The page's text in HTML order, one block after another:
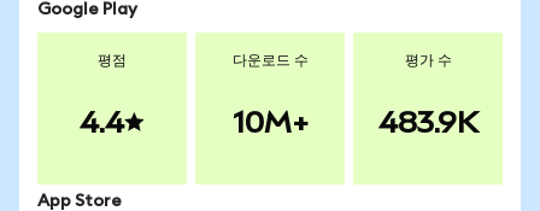
Google Play
평점
4.4
다운로드 수
10M+
평가 수
483.9K
App Store